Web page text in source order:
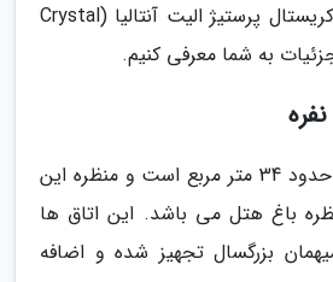
انواع اتاق های هتل کریستال پرستیژ الیت آنتالیا (Crystal
مساحت این اتاق ها حدود 34 متر مربع است و منظره این
باغ هتل می باشد. این اتاق ها
بزرگسال تجهیز شده و اضافه